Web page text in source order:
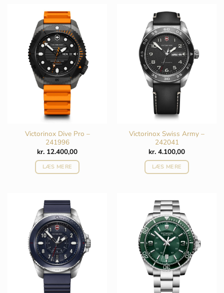
Victorinox Dive Pro –
241996
kr. 12.400,00
LÆS MERE
Victorinox Swiss Army –
242041
kr. 4.100,00
LÆS MERE